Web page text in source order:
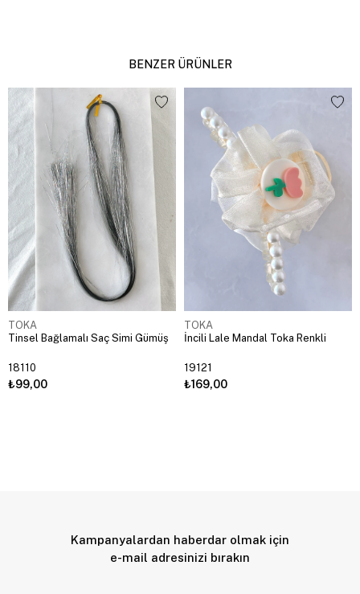
BENZER ÜRÜNLER
TOKA
Tinsel Bağlamalı Saç Simi Gümüş
18110
₺99,00
TOKA
İncili Lale Mandal Toka Renkli
19121
₺169,00
Kampanyalardan haberdar olmak için
e-mail adresinizi bırakın